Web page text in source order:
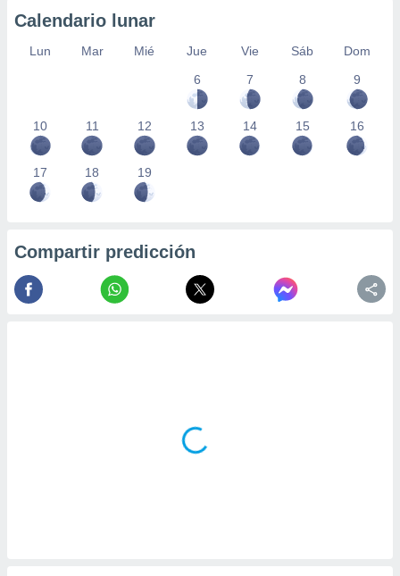
Calendario lunar
Lun Mar Mié Jue Vie Sáb
Dom
6
7 8 9
10 11 12 13 14 15 16
17 18 19
Compartir predicción